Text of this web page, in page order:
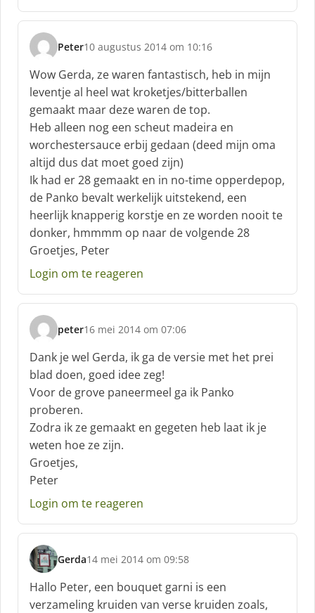
e
f
:
Peter
s
c
h
r
e
e
f
10 augustus 2014 om 10:16
Wow Gerda, ze waren fantastisch, heb in mijn
leventje al heel wat kroketjes/bitterballen
gemaakt maar deze waren de top.
Heb alleen nog een scheut madeira en
worchestersauce erbij gedaan (deed mijn oma
altijd dus dat moet goed zijn)
Ik had er 28 gemaakt en in no-time opperdepop,
de Panko bevalt werkelijk uitstekend, een
heerlijk knapperig korstje en ze worden nooit te
donker, hmmmm op naar de volgende 28
Groetjes, Peter
Login om te reageren
peter
s
c
h
r
e
e
f
16 mei 2014 om 07:06
Dank je wel Gerda, ik ga de versie met het prei
blad doen, goed idee zeg!
Voor de grove paneermeel ga ik Panko
proberen.
Zodra ik ze gemaakt en gegeten heb laat ik je
weten hoe ze zijn.
Groetjes,
Peter
Login om te reageren
Gerda
s
c
h
r
14 mei 2014 om 09:58
Hallo Peter, een bouquet garni is een
verzameling kruiden van verse kruiden zoals,